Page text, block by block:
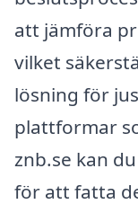
att jämföra
vilket
lösning för
plattformar
znb.se kan
för att fatta